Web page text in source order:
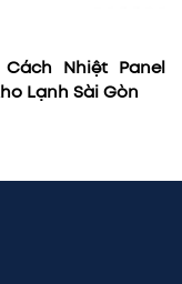
Cách Nhiệt Panel
Lạnh Sài Gòn